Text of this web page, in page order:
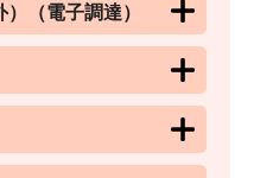
（電子調達）